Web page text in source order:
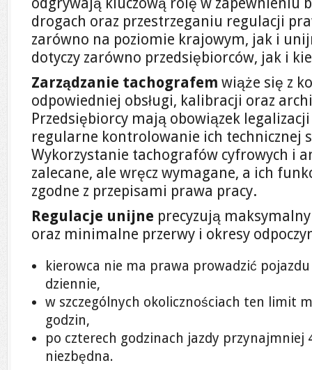
drogach oraz przestrzeganiu regulacji
zarówno na poziomie krajowym, jak i
dotyczy zarówno przedsiębiorców, jak i
Zarządzanie tachografem wiąże się z
odpowiedniej obsługi, kalibracji oraz
Przedsiębiorcy mają obowiązek
regularne kontrolowanie ich technicznej
Wykorzystanie tachografów cyfrowych i
zalecane, ale wręcz wymagane, a ich
zgodne z przepisami prawa pracy.
Regulacje unijne precyzują
oraz minimalne przerwy i okresy
kierowca nie ma prawa prowadzić pojazdu
dziennie,
w szczególnych okolicznościach ten limit
godzin,
po czterech godzinach jazdy
niezbędna.